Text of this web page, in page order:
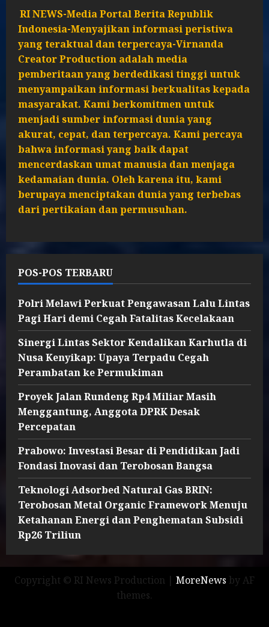
RI NEWS-Media Portal Berita Republik
Indonesia-Menyajikan informasi peristiwa
yang teraktual dan terpercaya-Virnanda
Creator Production adalah media
pemberitaan yang berdedikasi tinggi untuk
menyampaikan informasi berkualitas kepada
masyarakat. Kami berkomitmen untuk
menjadi sumber informasi dunia yang
akurat, cepat, dan terpercaya. Kami percaya
bahwa informasi yang baik dapat
mencerdaskan umat manusia dan menjaga
kedamaian dunia. Oleh karena itu, kami
berupaya menciptakan dunia yang terbebas
dari pertikaian dan permusuhan.
POS-POS TERBARU
Polri Melawi Perkuat Pengawasan Lalu Lintas
Pagi Hari demi Cegah Fatalitas Kecelakaan
Sinergi Lintas Sektor Kendalikan Karhutla di
Nusa Kenyikap: Upaya Terpadu Cegah
Perambatan ke Permukiman
Proyek Jalan Rundeng Rp4 Miliar Masih
Menggantung, Anggota DPRK Desak
Percepatan
Prabowo: Investasi Besar di Pendidikan Jadi
Fondasi Inovasi dan Terobosan Bangsa
Teknologi Adsorbed Natural Gas BRIN:
Terobosan Metal Organic Framework Menuju
Ketahanan Energi dan Penghematan Subsidi
Rp26 Triliun
Copyright © RI News Production | MoreNews by AF
themes.